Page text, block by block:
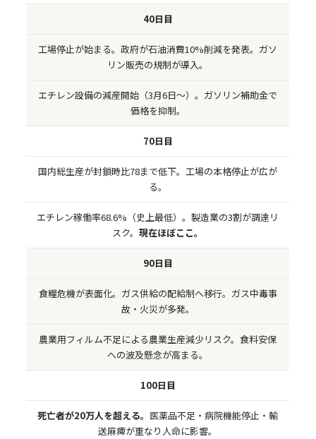
40日目
工場停止が始まる。政府が石油消費10%削減を発表。ガソ
リン販売の規制が導入。
エチレン設備の減産開始（3月6日〜）。ガソリン補助金で
価格を抑制。
70日目
国内総生産が封鎖時比78まで低下。工場の本格停止が広が
る。
エチレン稼働率68.6%（史上最低）。製造業の3割が調達リ
スク。現在ほぼここ。
90日目
食糧危機が表面化。ガス供給の配給制へ移行。ガス中毒事
故・火災が多発。
農業用フィルム不足による農業生産減少リスク。食料安保
への波及懸念が高まる。
100日目
死亡者が20万人を超える。 医薬品不足・病院機能停止・輸
送麻痺が重なり人命に影響。